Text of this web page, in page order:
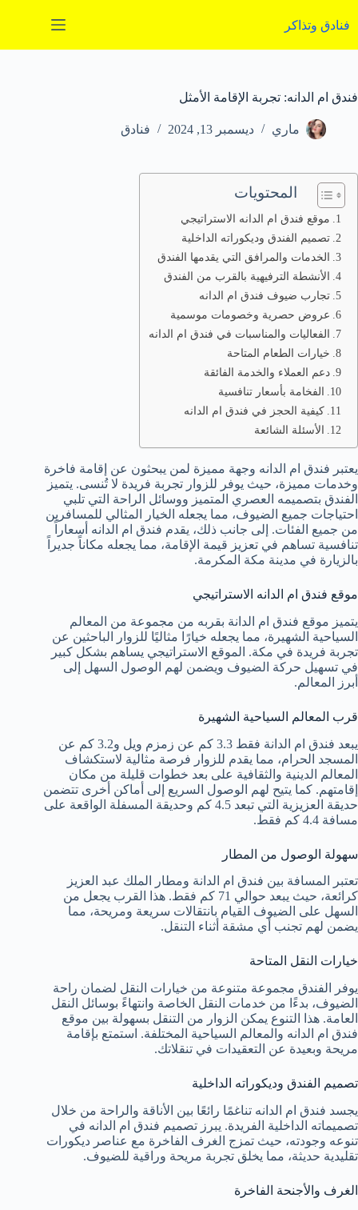
إلى
المحتوى
فنادق وتذاكر
فندق ام الدانه: تجربة الإقامة الأمثل
ماري ديسمبر 13, 2024 فنادق
المحتويات
موقع فندق ام الدانه الاستراتيجي
تصميم الفندق وديكوراته الداخلية
الخدمات والمرافق التي يقدمها الفندق
الأنشطة الترفيهية بالقرب من الفندق
تجارب ضيوف فندق ام الدانه
عروض حصرية وخصومات موسمية
الفعاليات والمناسبات في فندق ام الدانه
خيارات الطعام المتاحة
دعم العملاء والخدمة الفائقة
الفخامة بأسعار تنافسية
كيفية الحجز في فندق ام الدانه
الأسئلة الشائعة
يعتبر فندق ام الدانه وجهة مميزة لمن يبحثون عن إقامة فاخرة
وخدمات مميزة، حيث يوفر للزوار تجربة فريدة لا تُنسى. يتميز
الفندق بتصميمه العصري المتميز ووسائل الراحة التي تلبي
احتياجات جميع الضيوف، مما يجعله الخيار المثالي للمسافرين
من جميع الفئات. إلى جانب ذلك، يقدم فندق ام الدانه أسعاراً
تنافسية تساهم في تعزيز قيمة الإقامة، مما يجعله مكاناً جديراً
بالزيارة في مدينة مكة المكرمة.
موقع فندق ام الدانه الاستراتيجي
يتميز موقع فندق ام الدانة بقربه من مجموعة من المعالم
السياحية الشهيرة، مما يجعله خيارًا مثاليًا للزوار الباحثين عن
تجربة فريدة في مكة. الموقع الاستراتيجي يساهم بشكل كبير
في تسهيل حركة الضيوف ويضمن لهم الوصول السهل إلى
أبرز المعالم.
قرب المعالم السياحية الشهيرة
يبعد فندق ام الدانة فقط 3.3 كم عن زمزم ويل و3.2 كم عن
المسجد الحرام، مما يقدم للزوار فرصة مثالية لاستكشاف
المعالم الدينية والثقافية على بعد خطوات قليلة من مكان
إقامتهم. كما يتيح لهم الوصول السريع إلى أماكن أخرى تتضمن
حديقة العزيزية التي تبعد 4.5 كم وحديقة المسفلة الواقعة على
مسافة 4.4 كم فقط.
سهولة الوصول من المطار
تعتبر المسافة بين فندق ام الدانة ومطار الملك عبد العزيز
كرائعة، حيث يبعد حوالي 71 كم فقط. هذا القرب يجعل من
السهل على الضيوف القيام بانتقالات سريعة ومريحة، مما
يضمن لهم تجنب أي مشقة أثناء التنقل.
خيارات النقل المتاحة
يوفر الفندق مجموعة متنوعة من خيارات النقل لضمان راحة
الضيوف، بدءًا من خدمات النقل الخاصة وانتهاءً بوسائل النقل
العامة. هذا التنوع يمكن الزوار من التنقل بسهولة بين موقع
فندق ام الدانه والمعالم السياحية المختلفة. استمتع بإقامة
مريحة وبعيدة عن التعقيدات في تنقلاتك.
تصميم الفندق وديكوراته الداخلية
يجسد فندق ام الدانه تناغمًا رائعًا بين الأناقة والراحة من خلال
تصميماته الداخلية الفريدة. يبرز تصميم فندق ام الدانه في
تنوعه وجودته، حيث تمزج الغرف الفاخرة مع عناصر ديكورات
تقليدية حديثة، مما يخلق تجربة مريحة وراقية للضيوف.
الغرف والأجنحة الفاخرة